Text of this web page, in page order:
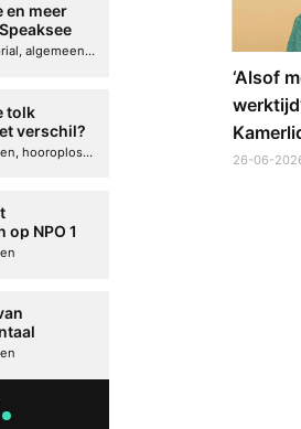
zelfvertrouwen: hoe
Imelda helpt om te
in haar werk
‘Alsof
26-06-
en meer
in
advertorial, algemeen, hooroplossingen, interview
tolk
verschil?
algemeen, hooroplossingen, hoorproblemen, samenleving & maatschappij
NPO 1